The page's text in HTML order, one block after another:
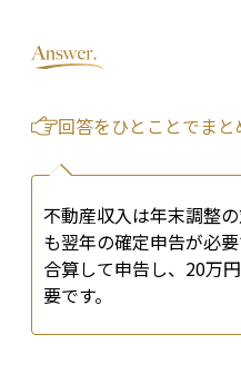
回答をひとことでまと
不動産収入は年末調整
も翌年の確定申告が必
合算して申告し、20万
要です。